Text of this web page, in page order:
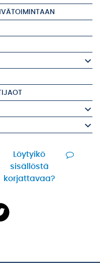
Löytyikö
sisällöstä
korjattavaa?